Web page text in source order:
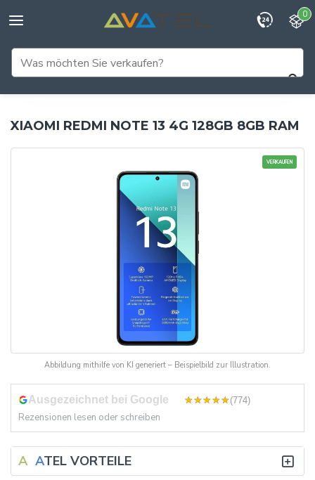
0
XIAOMI REDMI NOTE 13 4G 128GB 8GB RAM
VERKAUFEN
Abbildung mithilfe von KI generiert – Beispielbild zur Illustration.
Ausgezeichnet bei Google (774)
Rezensionen lesen oder schreiben
AV ATEL VORTEILE